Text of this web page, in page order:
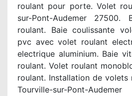
roulant pour porte. Volet
sur-Pont-Audemer 27500.
roulant. Baie coulissante
pvc avec volet roulant
electrique aluminium. Baie
roulant. Volet roulant
roulant. Installation de volets
Tourville-sur-Pont-